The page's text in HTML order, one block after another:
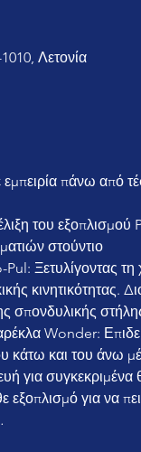
Λετονία
πάνω από
του
στούντιο
Ξετυλίγοντας τη
κινητικότητας.
σπονδυλικής
Wonder:
κάτω και του άνω
για
για να